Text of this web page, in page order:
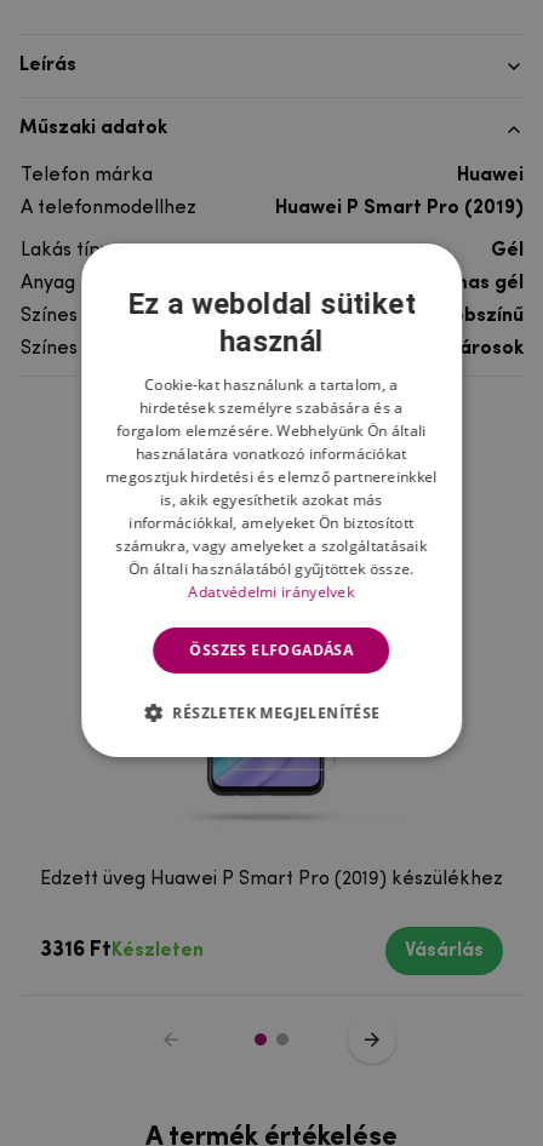
Leírás
Műszaki adatok
Telefon márka
Huawei
A telefonmodellhez
Huawei P Smart Pro (2019)
Lakás típusa
Gél
Anyag
rugalmas gél
Színes
többszínű
Színes motívum
Városok
Ne felejtsd el
Edzett üveg Huawei P Smart Pro (2019) készülékhez
3316 Ft Készleten Vásárlás
A termék értékelése
Ez a weboldal sütiket
használ
Cookie-kat használunk a tartalom, a
hirdetések személyre szabására és a
forgalom elemzésére. Webhelyünk Ön általi
használatára vonatkozó információkat
megosztjuk hirdetési és elemző partnereinkkel
is, akik egyesíthetik azokat más
információkkal, amelyeket Ön biztosított
számukra, vagy amelyeket a szolgáltatásaik
Ön általi használatából gyűjtöttek össze.
Adatvédelmi irányelvek
ÖSSZES ELFOGADÁSA
RÉSZLETEK MEGJELENÍTÉSE